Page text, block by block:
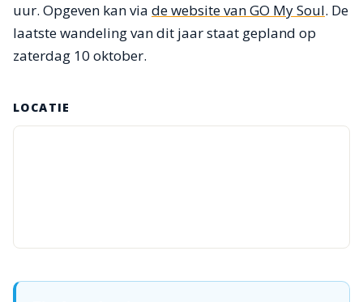
uur. Opgeven kan via de website van GO My Soul. De
laatste wandeling van dit jaar staat gepland op
zaterdag 10 oktober.
LOCATIE